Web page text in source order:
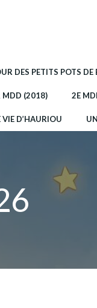
DES PETITS POTS DE
MDD (2018) 2E
VIE D’HAURIOU